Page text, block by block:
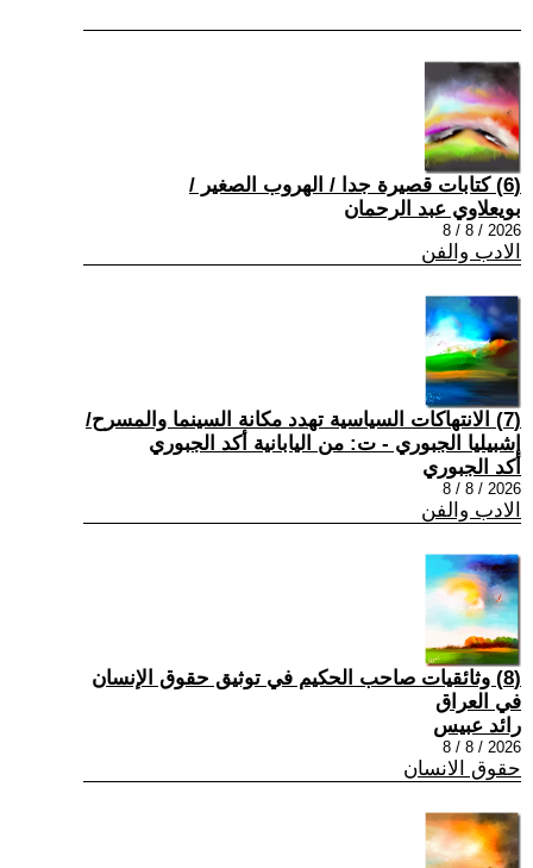
(6) كتابات قصيرة جدا / الهروب الصغير /
بويعلاوي عبد الرحمان
2026 / 8 / 8
الادب والفن
(7) الانتهاكات السياسية تهدد مكانة السينما والمسرح/
إشبيليا الجبوري - ت: من اليابانية أكد الجبوري
أكد الجبوري
2026 / 8 / 8
الادب والفن
(8) وثائقيات صاحب الحكيم في توثيق حقوق الإنسان
في العراق
رائد عبيس
2026 / 8 / 8
حقوق الانسان